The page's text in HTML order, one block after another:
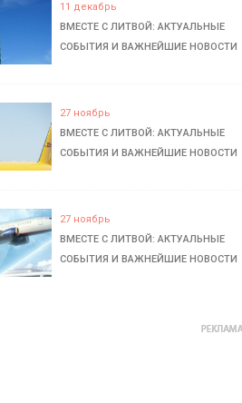
11 декабрь
ВМЕСТЕ С ЛИТВОЙ: АКТУАЛЬНЫЕ
СОБЫТИЯ И ВАЖНЕЙШИЕ НОВОСТИ
27 ноябрь
ВМЕСТЕ С ЛИТВОЙ: АКТУАЛЬНЫЕ
СОБЫТИЯ И ВАЖНЕЙШИЕ НОВОСТИ
27 ноябрь
ВМЕСТЕ С ЛИТВОЙ: АКТУАЛЬНЫЕ
СОБЫТИЯ И ВАЖНЕЙШИЕ НОВОСТИ